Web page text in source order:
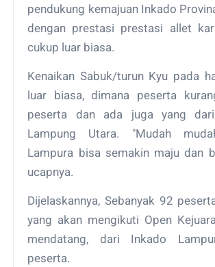
pendukung kemajuan Inkado
dengan prestasi prestasi allet
cukup luar biasa.
Kenaikan Sabuk/turun Kyu pada
luar biasa, dimana peserta
peserta dan ada juga yang dari
Lampung Utara. "Mudah
Lampura bisa semakin maju dan
ucapnya.
Dijelaskannya, Sebanyak 92
yang akan mengikuti Open
mendatang, dari Inkado
peserta.